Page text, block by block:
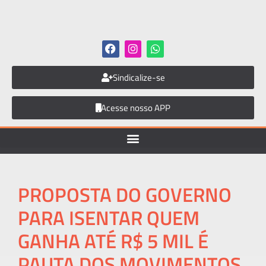
Sindicalize-se
Acesse nosso APP
PROPOSTA DO GOVERNO
PARA ISENTAR QUEM
GANHA ATÉ R$ 5 MIL É